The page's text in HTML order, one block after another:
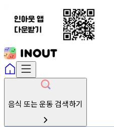
음식 또는 운동 검색하기